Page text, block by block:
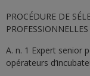
PROCÉDURE DE
A. n. 1 Expert senior
opérateurs